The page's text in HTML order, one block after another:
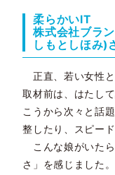
柔らかいIT
株式会社ブラ
しもとしほみ)
正直、若い女性と
取材前は、はたし
こうから次々と話
整したり、スピー
こんな娘がいた
さ」を感じました。